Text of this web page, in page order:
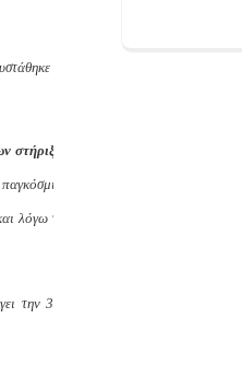
το
λόγω της
την 31